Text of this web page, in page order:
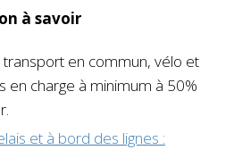
à savoir
en commun, vélo et
en charge à minimum à 50%
et à bord des lignes :